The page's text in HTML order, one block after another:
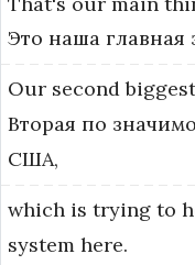
Это наша главная
Our second biggest
Вторая по
США,
which is trying to
system here.